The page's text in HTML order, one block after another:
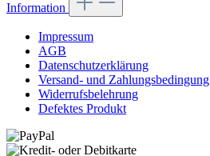
Information
Impressum
AGB
Datenschutzerklärung
Versand- und Zahlungsbedingung
Widerrufsbelehrung
Defektes Produkt